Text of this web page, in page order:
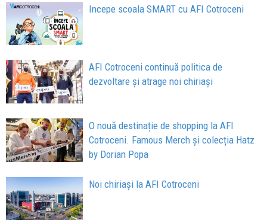
Incepe scoala SMART cu AFI Cotroceni
AFI Cotroceni continuă politica de
dezvoltare și atrage noi chiriași
O nouă destinație de shopping la AFI
Cotroceni. Famous Merch și colecția Hatz
by Dorian Popa
Noi chiriași la AFI Cotroceni